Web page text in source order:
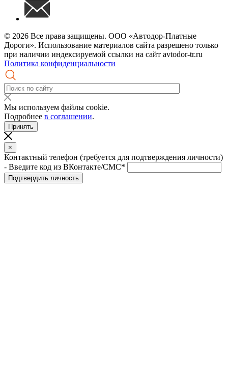
© 2026 Все права защищены. ООО «Автодор-Платные
Дороги». Использование материалов сайта разрешено только
при наличии индексируемой ссылки на сайт avtodor-tr.ru
Политика конфиденциальности
Мы используем файлы cookie.
Подробнее в соглашении.
Принять
×
Контактный телефон (требуется для подтверждения личности)
- Введите код из ВКонтакте/СМС*
Подтвердить личность